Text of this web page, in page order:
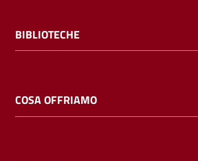
Calendario
BIBLIOTECHE
COSA OFFRIAMO